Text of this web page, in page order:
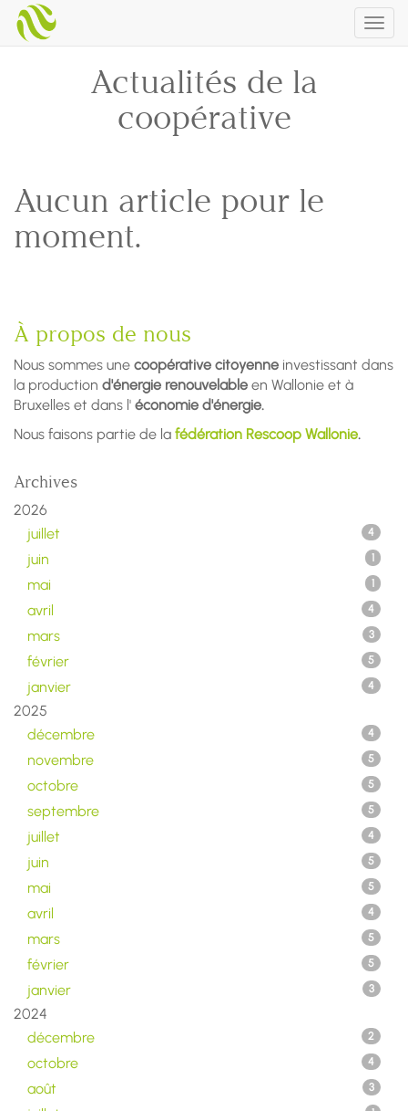
Actualités de la
coopérative
Aucun article pour le
moment.
À propos de nous
Nous sommes une coopérative citoyenne investissant dans
la production d'énergie renouvelable en Wallonie et à
Bruxelles et dans l' économie d'énergie.
Nous faisons partie de la fédération Rescoop Wallonie.
Archives
2026
juillet
4
juin 1
mai 1
avril 4
mars 3
février 5
janvier 4
2025
décembre
4
novembre 5
octobre 5
septembre 5
juillet 4
juin 5
mai 5
avril 4
mars 5
février 5
janvier 3
2024
décembre
2
octobre 4
août 3